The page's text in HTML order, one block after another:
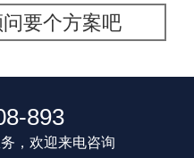
要个方案吧
893
，欢迎来电咨询